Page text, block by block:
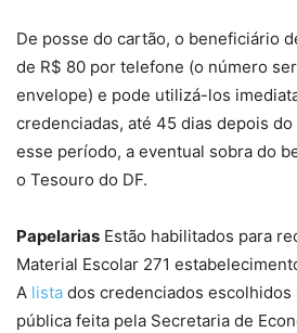
De posse do cartão, o beneficiário
de R$ 80 por telefone (o número
envelope) e pode utilizá-los
credenciadas, até 45 dias depois
esse período, a eventual sobra do
o Tesouro do DF.
Papelarias Estão habilitados para
Material Escolar 271
A lista dos credenciados escolhidos
pública feita pela Secretaria de